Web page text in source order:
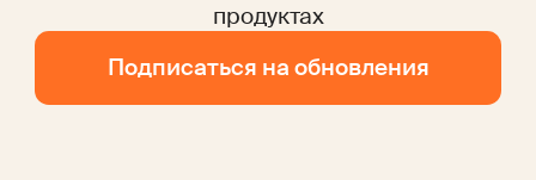
продуктах
Подписаться на обновления